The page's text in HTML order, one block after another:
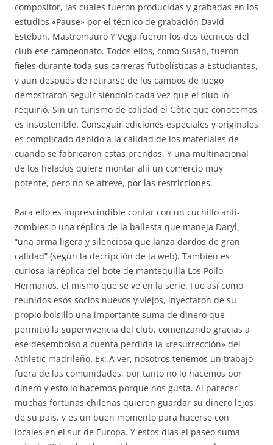
compositor, las cuales fueron producidas y grabadas en los
estudios «Pause» por el técnico de grabación David
Esteban. Mastromauro Y Vega fueron los dos técnicos del
club ese campeonato. Todos ellos, como Susán, fueron
fieles durante toda sus carreras futbolísticas a Estudiantes,
y aun después de retirarse de los campos de juego
demostraron seguir siéndolo cada vez que el club lo
requirió. Sin un turismo de calidad el Gòtic que conocemos
es insostenible. Conseguir ediciones especiales y originales
es complicado debido a la calidad de los materiales de
cuando se fabricaron estas prendas. Y una multinacional
de los helados quiere montar allí un comercio muy
potente, pero no se atreve, por las restricciones.
Para ello es imprescindible contar con un cuchillo anti-
zombies o una réplica de la ballesta que maneja Daryl,
“una arma ligera y silenciosa que lanza dardos de gran
calidad” (según la decripción de la web). También es
curiosa la réplica del bote de mantequilla Los Pollo
Hermanos, el mismo que se ve en la serie. Fue así como,
reunidos esos socios nuevos y viejos, inyectaron de su
propio bolsillo una importante suma de dinero que
permitió la supervivencia del club, comenzando gracias a
ese desembolso a cuenta perdida la «resurrección» del
Athletic madrileño. Ex: A ver, nosotros tenemos un trabajo
fuera de las comunidades, por tanto no lo hacemos por
dinero y esto lo hacemos porque nos gusta. Al parecer
muchas fortunas chilenas quieren guardar su dinero lejos
de su país, y es un buen momento para hacerse con
locales en el sur de Europa. Y estos días el paseo suma